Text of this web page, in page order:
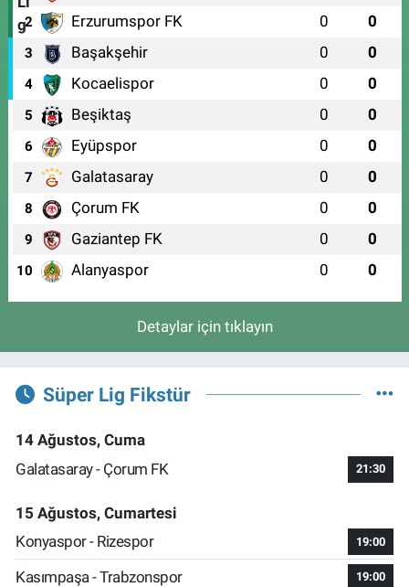
2 Erzurumspor FK 0 0
3 Başakşehir 0 0
4 Kocaelispor 0 0
5 Beşiktaş 0 0
6 Eyüpspor 0 0
7 Galatasaray 0 0
8 Çorum FK 0 0
9 Gaziantep FK 0 0
10 Alanyaspor 0 0
Detaylar için tıklayın
Süper Lig Fikstür
14 Ağustos, Cuma
Galatasaray - Çorum FK
21:30
15 Ağustos, Cumartesi
Konyaspor - Rizespor
19:00
Kasımpaşa - Trabzonspor 19:00